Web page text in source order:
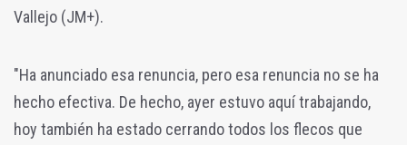
Vallejo (JM+).
"Ha anunciado esa renuncia, pero esa renuncia no se ha
hecho efectiva. De hecho, ayer estuvo aquí trabajando,
hoy también ha estado cerrando todos los flecos que